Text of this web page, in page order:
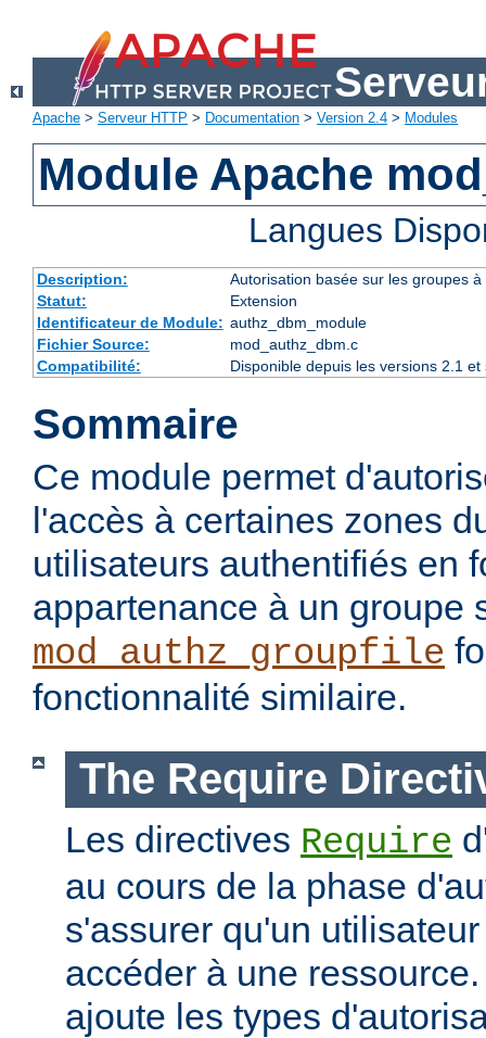
Apache > Serveur HTTP > Documentation > Version 2.4 > Modules
Module Apache
Langues
Description:
Autorisation basée sur les groupes
Statut:
Extension
Identificateur de Module: authz_dbm_module
Fichier Source:
mod_authz_dbm.c
Compatibilité:
Disponible depuis les versions 2.1
Sommaire
Ce module permet
l'accès à certaines zones
utilisateurs authentifiés en
appartenance à un groupe
mod_authz_groupfile
fonctionnalité similaire.
The Require
Les directives Require
au cours de la phase
s'assurer qu'un
accéder à une
ajoute les types